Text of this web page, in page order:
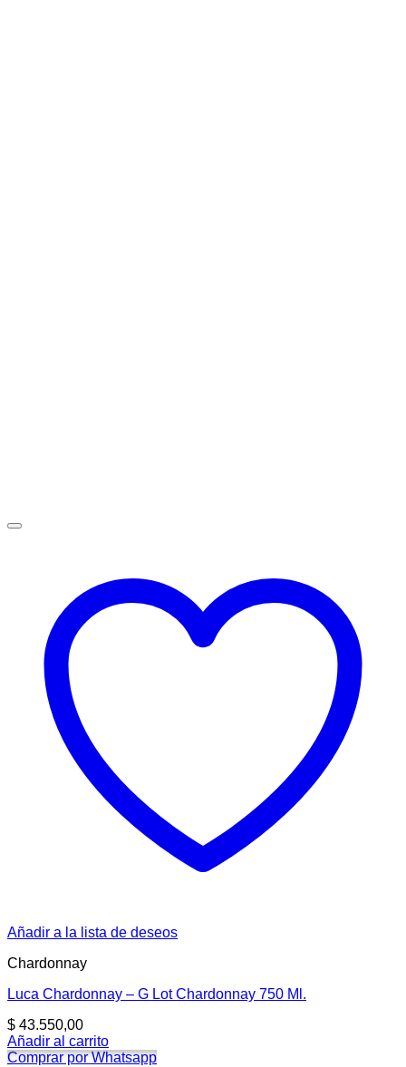
Añadir a la lista de deseos
Chardonnay
Luca Chardonnay – G Lot Chardonnay 750 Ml.
$ 43.550,00
Añadir al carrito
Comprar por Whatsapp